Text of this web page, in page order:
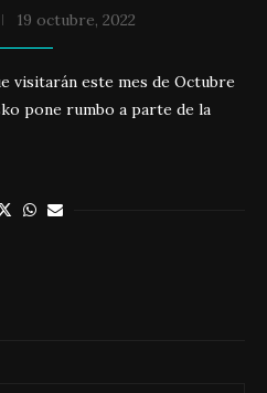
19 octubre, 2022
visitarán este mes de Octubre
pone rumbo a parte de la